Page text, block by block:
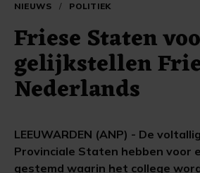
NIEUWS / POLITIEK
Friese Staten
gelijkstellen
Nederlands
LEEUWARDEN (ANP) - De
Provinciale Staten hebben voor
gestemd waarin het college